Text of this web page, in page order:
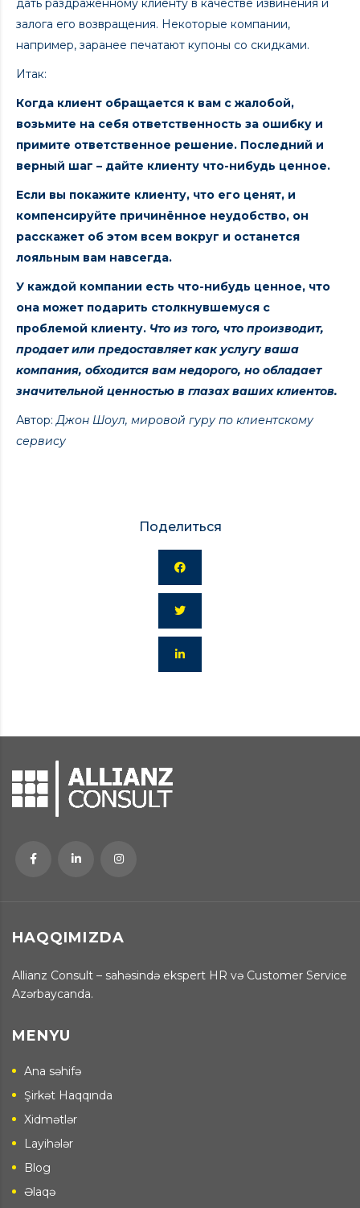
дать раздраженному клиенту в качестве извинения и
залога его возвращения. Некоторые компании,
например, заранее печатают купоны со скидками.
Итак:
Когда клиент обращается к вам с жалобой,
возьмите на себя ответственность за ошибку и
примите ответственное решение. Последний и
верный шаг – дайте клиенту что-нибудь ценное.
Если вы покажите клиенту, что его ценят, и
компенсируйте причинённое неудобство, он
расскажет об этом всем вокруг и останется
лояльным вам навсегда.
У каждой компании есть что-нибудь ценное, что
она может подарить столкнувшемуся с
проблемой клиенту. Что из того, что производит,
продает или предоставляет как услугу ваша
компания, обходится вам недорого, но обладает
значительной ценностью в глазах ваших клиентов.
Автор:Джон Шоул, мировой гуру по клиентскому
сервису
Поделиться
HAQQIMIZDA
Allianz Consult – sahəsində ekspert HR və Customer Service
Azərbaycanda.
MENYU
Ana səhifə
Şirkət Haqqında
Xidmətlər
Layihələr
Blog
Əlaqə